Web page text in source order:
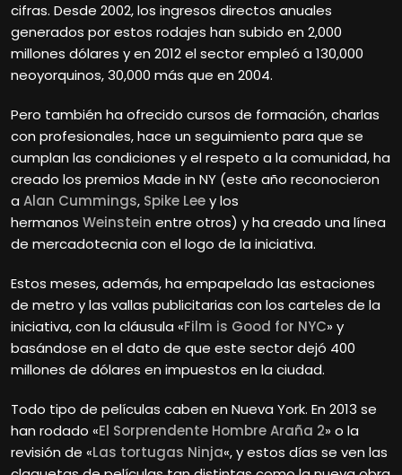
cifras. Desde 2002, los ingresos directos anuales
generados por estos rodajes han subido en 2,000
millones dólares y en 2012 el sector empleó a 130,000
neoyorquinos, 30,000 más que en 2004.
Pero también ha ofrecido cursos de formación, charlas
con profesionales, hace un seguimiento para que se
cumplan las condiciones y el respeto a la comunidad, ha
creado los premios Made in NY (este año reconocieron
a Alan Cummings, Spike Leey los
hermanos Weinstein entre otros) y ha creado una línea
de mercadotecnia con el logo de la iniciativa.
Estos meses, además, ha empapelado las estaciones
de metro y las vallas publicitarias con los carteles de la
iniciativa, con la cláusula «Film is Good for NYC» y
basándose en el dato de que este sector dejó 400
millones de dólares en impuestos en la ciudad.
Todo tipo de películas caben en Nueva York. En 2013 se
han rodado «El Sorprendente Hombre Araña 2» o la
revisión de «Las tortugas Ninja«, y estos días se ven las